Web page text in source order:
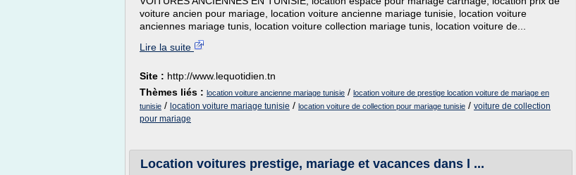
voiture ancien pour mariage, location voiture ancienne mariage tunisie, location voiture
anciennes mariage tunis, location voiture collection mariage tunis, location voiture de...
Lire la suite
Site : http://www.lequotidien.tn
Thèmes liés : location voiture ancienne mariage tunisie / location voiture de prestige location voiture de mariage en
tunisie / location voiture mariage tunisie / location voiture de collection pour mariage tunisie / voiture de collection
pour mariage
Location voitures prestige, mariage et vacances dans l ...